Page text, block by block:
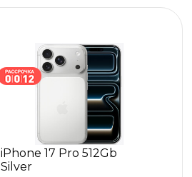
iPhone 17 Pro 512Gb
Silver